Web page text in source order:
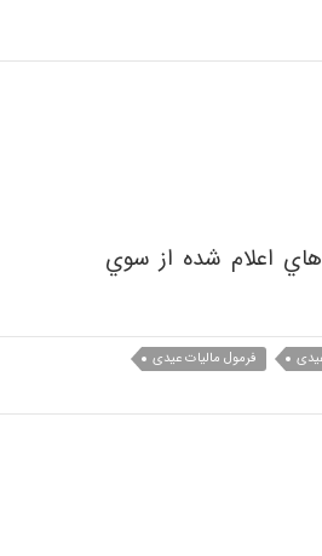
اعلام شده از سوي
فرمول مالیات عیدی